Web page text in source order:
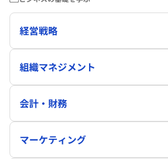
経営戦略
組織マネジメント
会計・財務
マーケティング